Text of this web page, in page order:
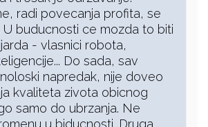
radi povecanja profita, se
U buducnosti ce mozda to biti
- vlasnici robota,
Do sada, sav
napredak, nije doveo
kvaliteta zivota obicnog
samo do ubrzanja. Ne